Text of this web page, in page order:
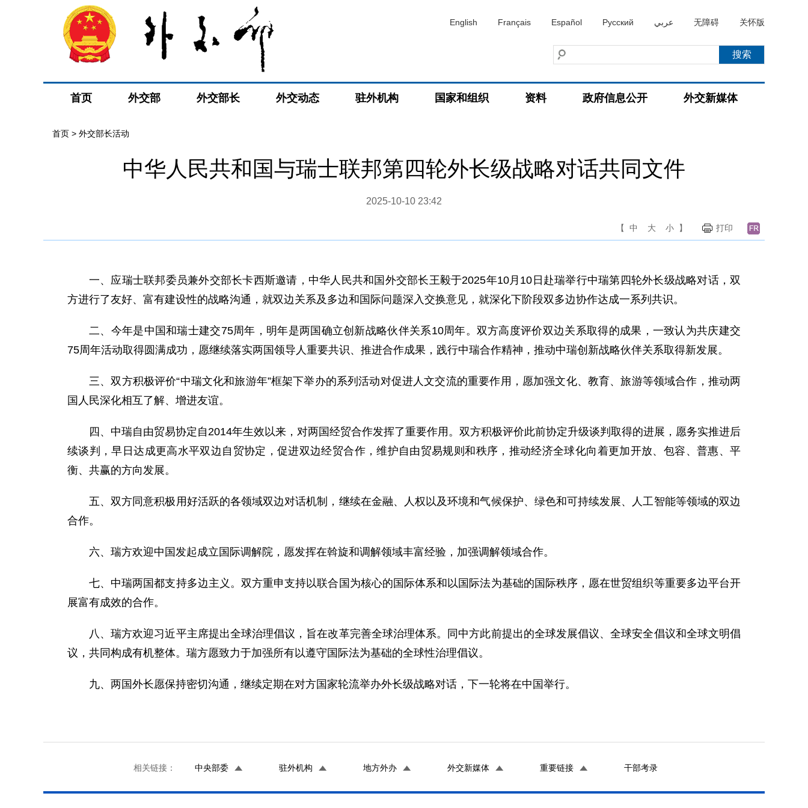
English Français Español Русский عربي 无障碍 关怀版
首页 外交部 外交部长 外交动态 驻外机构 国家和组织 资料 政府信息公开 外交新媒体
首页 > 外交部长活动
中华人民共和国与瑞士联邦第四轮外长级战略对话共同文件
2025-10-10 23:42
【 中 大 小 】 打印
一、应瑞士联邦委员兼外交部长卡西斯邀请，中华人民共和国外交部长王毅于2025年10月10日赴瑞举行中瑞第四轮外长级战略对话，双
方进行了友好、富有建设性的战略沟通，就双边关系及多边和国际问题深入交换意见，就深化下阶段双多边协作达成一系列共识。
二、今年是中国和瑞士建交75周年，明年是两国确立创新战略伙伴关系10周年。双方高度评价双边关系取得的成果，一致认为共庆建交
75周年活动取得圆满成功，愿继续落实两国领导人重要共识、推进合作成果，践行中瑞合作精神，推动中瑞创新战略伙伴关系取得新发展。
三、双方积极评价“中瑞文化和旅游年”框架下举办的系列活动对促进人文交流的重要作用，愿加强文化、教育、旅游等领域合作，推动两
国人民深化相互了解、增进友谊。
四、中瑞自由贸易协定自2014年生效以来，对两国经贸合作发挥了重要作用。双方积极评价此前协定升级谈判取得的进展，愿务实推进后
续谈判，早日达成更高水平双边自贸协定，促进双边经贸合作，维护自由贸易规则和秩序，推动经济全球化向着更加开放、包容、普惠、平
衡、共赢的方向发展。
五、双方同意积极用好活跃的各领域双边对话机制，继续在金融、人权以及环境和气候保护、绿色和可持续发展、人工智能等领域的双边
合作。
六、瑞方欢迎中国发起成立国际调解院，愿发挥在斡旋和调解领域丰富经验，加强调解领域合作。
七、中瑞两国都支持多边主义。双方重申支持以联合国为核心的国际体系和以国际法为基础的国际秩序，愿在世贸组织等重要多边平台开
展富有成效的合作。
八、瑞方欢迎习近平主席提出全球治理倡议，旨在改革完善全球治理体系。同中方此前提出的全球发展倡议、全球安全倡议和全球文明倡
议，共同构成有机整体。瑞方愿致力于加强所有以遵守国际法为基础的全球性治理倡议。
九、两国外长愿保持密切沟通，继续定期在对方国家轮流举办外长级战略对话，下一轮将在中国举行。
相关链接： 中央部委 驻外机构 地方外办 外交新媒体 重要链接 干部考录